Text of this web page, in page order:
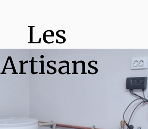
Les
Artisans